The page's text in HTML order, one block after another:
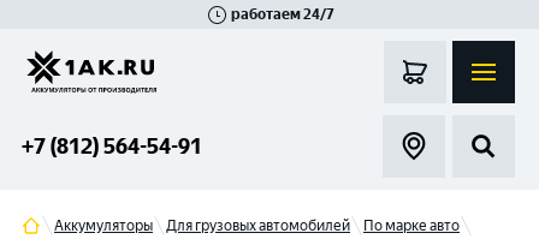
работаем 24/7
+7 (812) 564-54-91
Аккумуляторы Для грузовых автомобилей
По марке авто
Гатчина